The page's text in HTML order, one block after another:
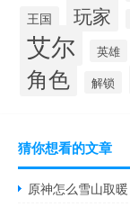
王国 玩家
艾尔 英雄
角色 解锁
猜你想看的文章
原神怎么雪山取暖